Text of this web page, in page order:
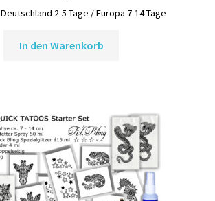
28,60 €
21,95 €.
Deutschland 2-5 Tage / Europa 7-14 Tage
In den Warenkorb